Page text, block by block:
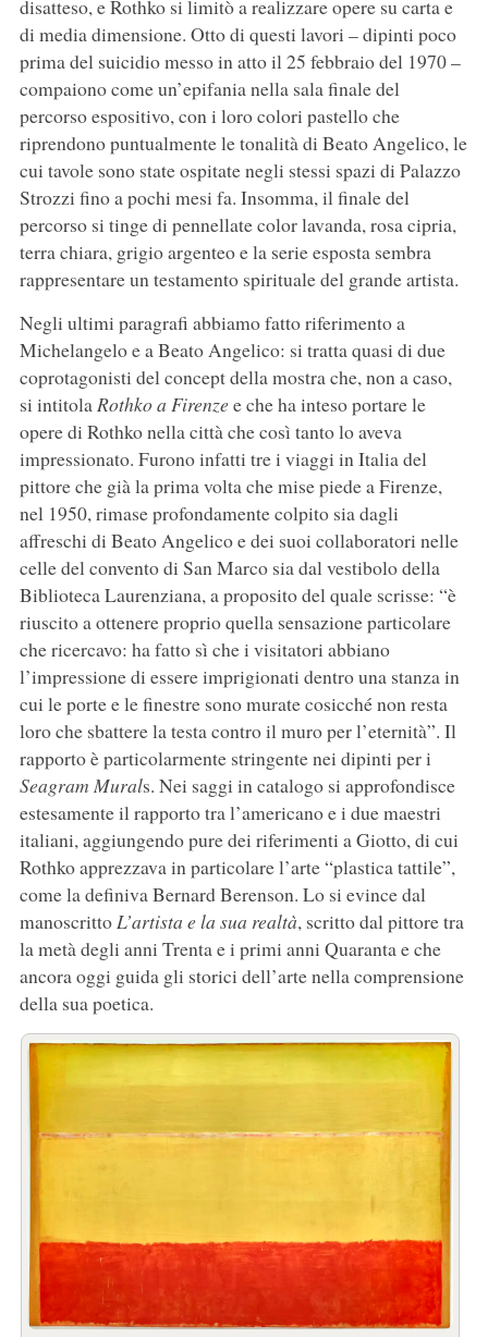
disatteso, e Rothko si limitò a realizzare opere su carta e
di media dimensione. Otto di questi lavori – dipinti poco
prima del suicidio messo in atto il 25 febbraio del 1970 –
compaiono come un’epifania nella sala finale del
percorso espositivo, con i loro colori pastello che
riprendono puntualmente le tonalità di Beato Angelico, le
cui tavole sono state ospitate negli stessi spazi di Palazzo
Strozzi fino a pochi mesi fa. Insomma, il finale del
percorso si tinge di pennellate color lavanda, rosa cipria,
terra chiara, grigio argenteo e la serie esposta sembra
rappresentare un testamento spirituale del grande artista.
Negli ultimi paragrafi abbiamo fatto riferimento a
Michelangelo e a Beato Angelico: si tratta quasi di due
coprotagonisti del concept della mostra che, non a caso,
si intitola Rothko a Firenzee che ha inteso portare le
opere di Rothko nella città che così tanto lo aveva
impressionato. Furono infatti tre i viaggi in Italia del
pittore che già la prima volta che mise piede a Firenze,
nel 1950, rimase profondamente colpito sia dagli
affreschi di Beato Angelico e dei suoi collaboratori nelle
celle del convento di San Marco sia dal vestibolo della
Biblioteca Laurenziana, a proposito del quale scrisse: “è
riuscito a ottenere proprio quella sensazione particolare
che ricercavo: ha fatto sì che i visitatori abbiano
l’impressione di essere imprigionati dentro una stanza in
cui le porte e le finestre sono murate cosicché non resta
loro che sbattere la testa contro il muro per l’eternità”. Il
rapporto è particolarmente stringente nei dipinti per i
Seagram Murals. Nei saggi in catalogo si approfondisce
estesamente il rapporto tra l’americano e i due maestri
italiani, aggiungendo pure dei riferimenti a Giotto, di cui
Rothko apprezzava in particolare l’arte “plastica tattile”,
come la definiva Bernard Berenson. Lo si evince dal
manoscritto L’artista e la sua realtà, scritto dal pittore tra
la metà degli anni Trenta e i primi anni Quaranta e che
ancora oggi guida gli storici dell’arte nella comprensione
della sua poetica.